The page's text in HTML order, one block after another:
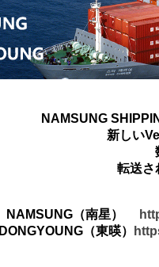
NAMSUNG
新しい
転送さ
NAMSUNG（南星）
DONGYOUNG（東暎）